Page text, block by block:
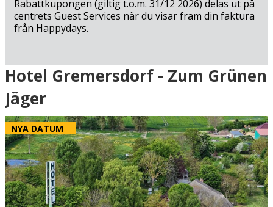
Rabattkupongen (giltig t.o.m. 31/12 2026) delas ut på
centrets Guest Services när du visar fram din faktura
från Happydays.
Ankomst
Grön = ankomstdatum är ledig (bokning går att
genomföra direkt).
Gul = ankomstdatum är möjligen ledig (kan bokas mot
förfrågan - vi återkommer med definitiv
bokningsbekräftelse).
Röd = ankomstdatum är fullbokad.
Vit = ingen ankomst möjlig
Eventuell rabatt är avdragen från de angivna priserna.
Hotel Gremersdorf - Zum Grünen
Jäger
NYA DATUM